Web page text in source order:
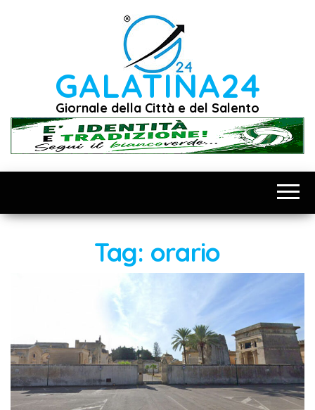
GALATINA24
Giornale della Città e del Salento
Tag: orario